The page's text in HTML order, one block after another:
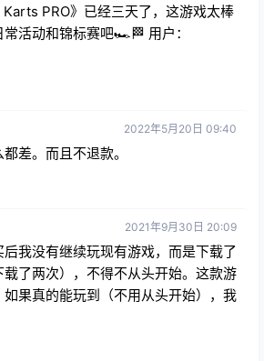
PRO》已经三天了，这游戏太棒
常活动和锦标赛吧🏎🏁 用户：
2022年5月20日 09:40
差。而且不退款。
2021年9月30日 20:09
我没有继续玩现有游戏，而是下载了
载了两次），不得不从头开始。这款游
果真的能玩到（不用从头开始），我